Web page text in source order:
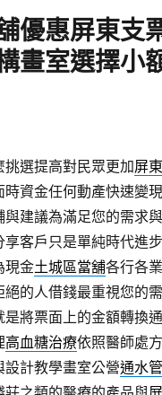
優惠屏東支
畫室選擇小
挑選提高對民眾更加屏
時資金任何動產快速變現
與建議為滿足您的需求
享客戶只是單純時代進
現金土城區當舖各行各
絕的人借錢最重視您的
是將票面上的金額轉換
高血糖治療依照醫師處
設計教學畫室公營通水